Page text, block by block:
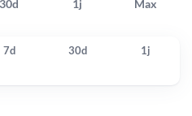
30d 1j Max
7d 30d 1j